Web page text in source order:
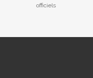
officiels